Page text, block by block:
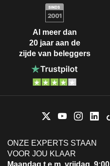
Al meer dan
20 jaar aan de
zijde van beleggers
ONZE EXPERTS STAAN
VOOR JOU KLAAR
Maandag t.e.m. vrijdag, 9:00